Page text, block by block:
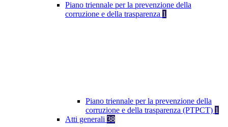
Piano triennale per la prevenzione della
corruzione e della trasparenza 1
Piano triennale per la prevenzione della
corruzione e della trasparenza (PTPCT) 1
Atti generali 38